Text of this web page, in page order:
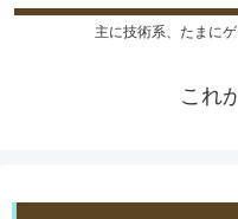
主に技術系、たまに
これ